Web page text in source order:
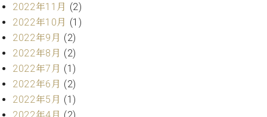
C.
ヒ
シ
ュ
タ
イ
ン
ル・
スタ
ジオ
状況
動
画
収
録
2022年11月 (2)
2022年10月 (1)
2022年9月 (2)
2022年8月 (2)
2022年7月 (1)
2022年6月 (2)
2022年5月 (1)